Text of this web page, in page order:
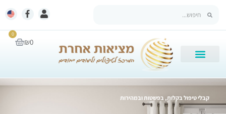
₪0
0
קבלי טיפול בקלות, בפשטות ובמהירות